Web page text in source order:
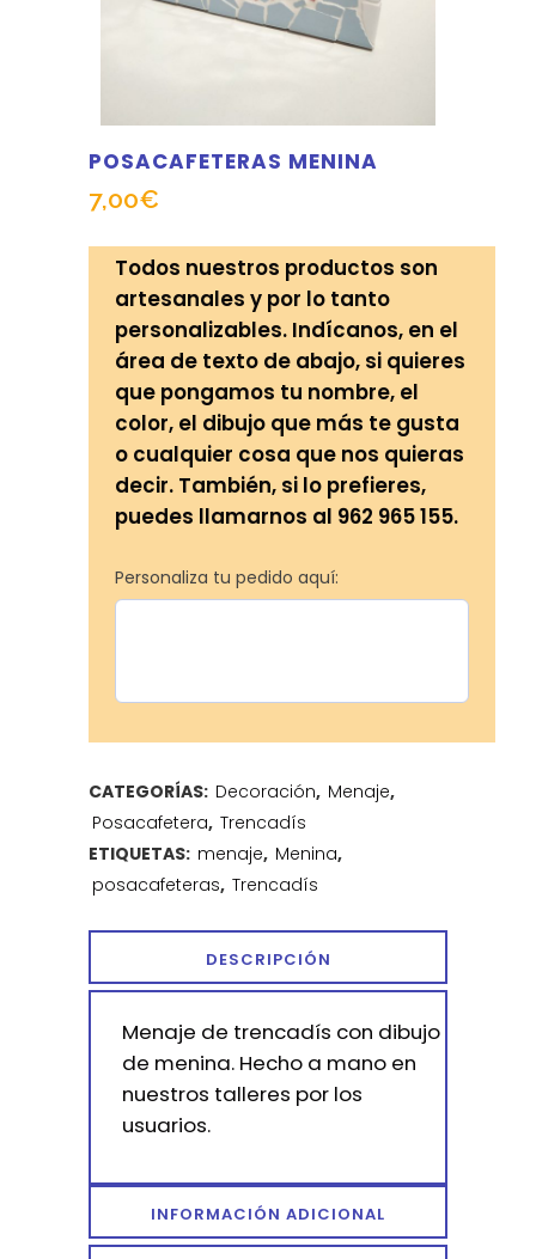
POSACAFETERAS MENINA
7,00€
Todos nuestros productos son
artesanales y por lo tanto
personalizables. Indícanos, en el
área de texto de abajo, si quieres
que pongamos tu nombre, el
color, el dibujo que más te gusta
o cualquier cosa que nos quieras
decir. También, si lo prefieres,
puedes llamarnos al 962 965 155.
Personaliza tu pedido aquí:
CATEGORÍAS: Decoración, Menaje,
Posacafetera, Trencadís
ETIQUETAS: menaje, Menina,
posacafeteras, Trencadís
DESCRIPCIÓN
Menaje de trencadís con dibujo
de menina. Hecho a mano en
nuestros talleres por los
usuarios.
INFORMACIÓN ADICIONAL